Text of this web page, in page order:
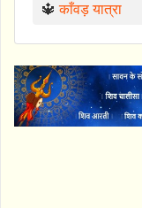
🔱काँवड़ यात्रा